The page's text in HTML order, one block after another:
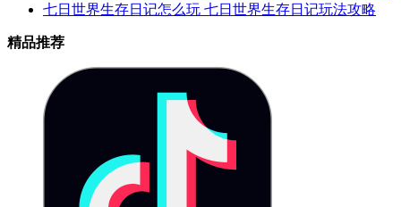
七日世界生存日记怎么玩 七日世界生存日记玩法攻略
精品推荐